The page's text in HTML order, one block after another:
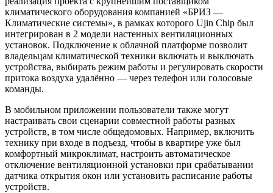
климатического оборудования компанией «БРИЗ —
Климатические системы», в рамках которого Ujin Chip был
интегрирован в 2 модели настенных вентиляционных
установок. Подключение к облачной платформе позволит
владельцам климатической техники включать и выключать
устройства, выбирать режим работы и регулировать скорости
притока воздуха удалённо — через телефон или голосовые
команды.
В мобильном приложении пользователи также могут
настраивать свои сценарии совместной работы разных
устройств, в том числе общедомовых. Например, включить
технику при входе в подъезд, чтобы в квартире уже был
комфортный микроклимат, настроить автоматическое
отключение вентиляционной установки при срабатывании
датчика открытия окон или установить расписание работы
устройств.